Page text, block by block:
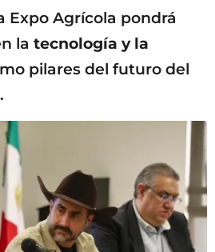
Expo Agrícola pondrá
la tecnología y la
pilares del futuro del